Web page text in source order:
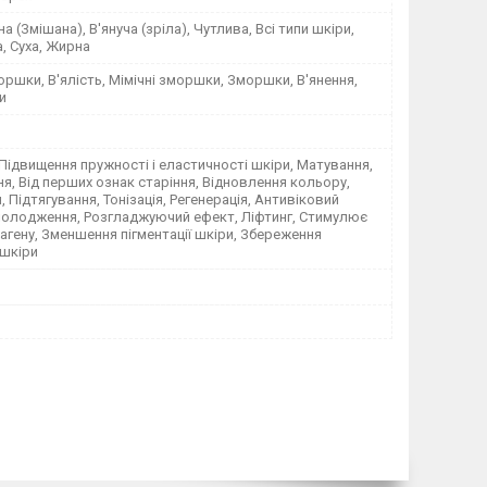
(Змішана), В'януча (зріла), Чутлива, Всі типи шкіри,
Суха, Жирна
В'ялість, Мімічні зморшки, Зморшки, В'янення,
пружності і еластичності шкіри, Матування,
Від перших ознак старіння, Відновлення кольору,
Підтягування, Тонізація, Регенерація, Антивіковий
Розгладжуючий ефект, Ліфтинг, Стимулює
Зменшення пігментації шкіри, Збереження